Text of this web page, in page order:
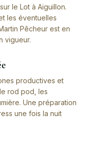
le Lot à Aiguillon.
les éventuelles
Pêcheur est en
vigueur.
productives et
rod pod, les
Une préparation
une fois la nuit